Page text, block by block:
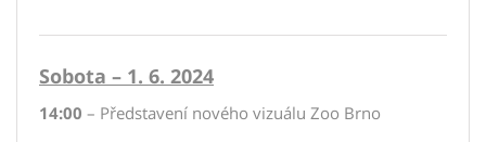
Sobota – 1. 6. 2024
14:00 – Představení nového vizuálu Zoo Brno